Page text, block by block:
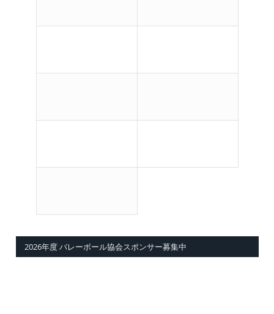
2026年度 バレーボール協会スポンサー募集中